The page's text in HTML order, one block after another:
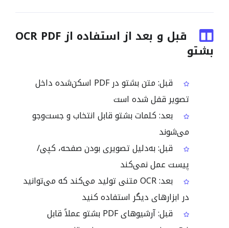
قبل و بعد از استفاده از OCR PDF
بشتو
قبل: متن بشتو در PDF اسکن‌شده داخل
تصویر قفل شده است
بعد: کلمات بشتو قابل انتخاب و جست‌وجو
می‌شوند
قبل: به‌دلیل تصویری بودن صفحه، کپی/
پیست عمل نمی‌کند
بعد: OCR متنی تولید می‌کند که می‌توانید
در ابزارهای دیگر استفاده کنید
قبل: آرشیوهای PDF بشتو عملاً قابل